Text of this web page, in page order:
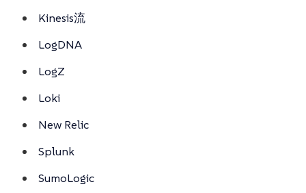
Kinesis流
LogDNA
LogZ
Loki
New Relic
Splunk
SumoLogic